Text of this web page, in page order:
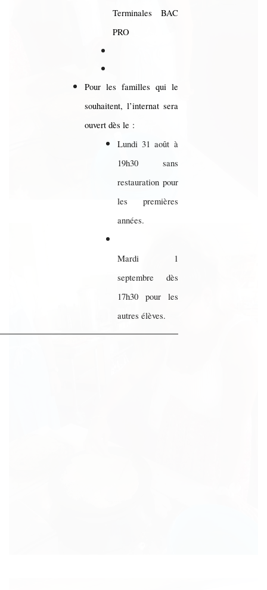
Terminales BAC
PRO
Pour les familles qui le
souhaitent, l’internat sera
ouvert dès le :
Lundi 31 août à
19h30 sans
restauration pour
les premières
années.
Mardi 1
septembre dès
17h30 pour les
autres élèves.